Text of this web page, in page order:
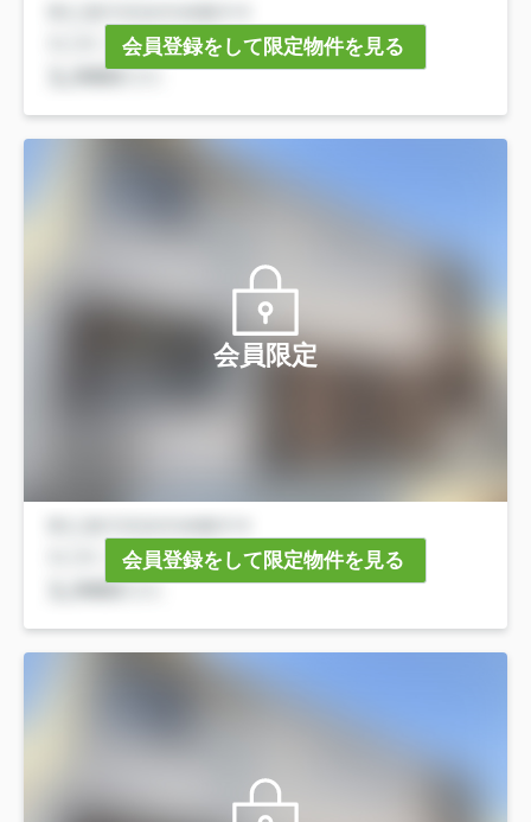
会員登録をして限定物件を見る
会員限定
会員登録をして限定物件を見る